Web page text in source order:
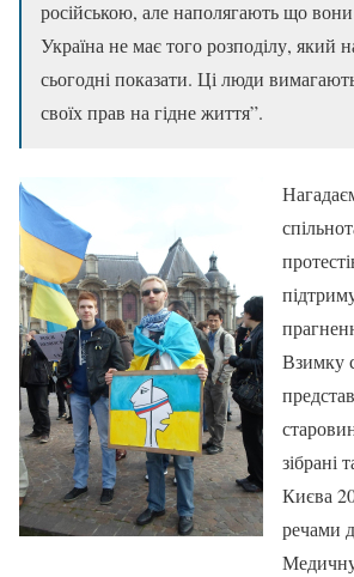
російською, але наполягають що
Україна не має того розподілу, який
сьогодні показати. Ці люди
своїх прав на гідне життя”.
Взимку
зібрані
Києва
речами